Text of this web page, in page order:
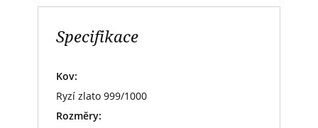
Specifikace
Kov:
Ryzí zlato 999/1000
Rozměry: